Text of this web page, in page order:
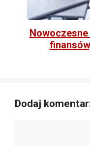
Dodaj